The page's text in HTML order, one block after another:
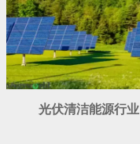
光伏清洁能源行业